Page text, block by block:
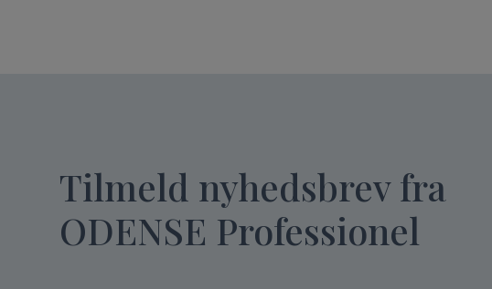
Tilmeld nyhedsbrev fra
ODENSE Professionel